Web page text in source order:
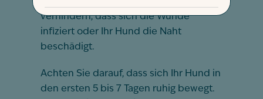
verhindern, dass sich die Wunde
infiziert oder Ihr Hund die Naht
beschädigt.
Achten Sie darauf, dass sich Ihr Hund in
den ersten 5 bis 7 Tagen ruhig bewegt.